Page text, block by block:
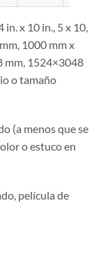
in. x 10 in., 5 x 10,
1000 mm x
mm, 1524×3048
o tamaño
(a menos que se
o estuco en
película de